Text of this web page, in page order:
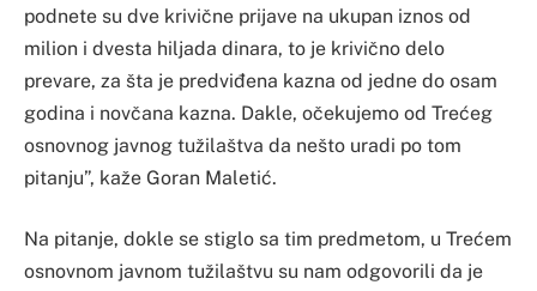
podnete su dve krivične prijave na ukupan iznos od
milion i dvesta hiljada dinara, to je krivično delo
prevare, za šta je predviđena kazna od jedne do osam
godina i novčana kazna. Dakle, očekujemo od Trećeg
osnovnog javnog tužilaštva da nešto uradi po tom
pitanju”, kaže Goran Maletić.
Na pitanje, dokle se stiglo sa tim predmetom, u Trećem
osnovnom javnom tužilaštvu su nam odgovorili da je